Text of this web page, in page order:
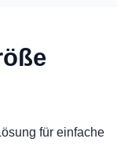
für einfache